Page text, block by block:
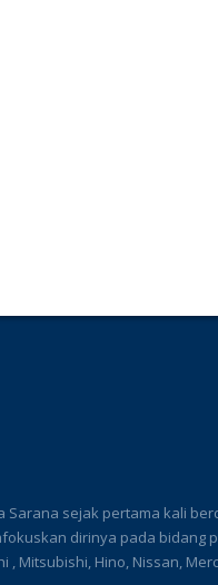
Sarana sejak pertama kali
dirinya pada bidang
Mitsubishi, Hino, Nissan,